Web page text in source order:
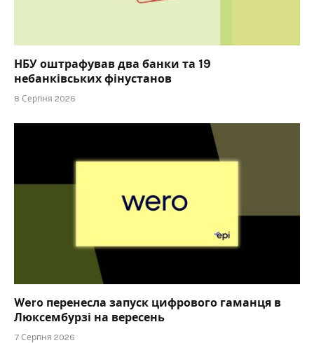
НБУ оштрафував два банки та 19
небанківських фінустанов
8 Серпня 2026
Wero перенесла запуск цифрового гаманця в
Люксембурзі на вересень
7 Серпня 2026